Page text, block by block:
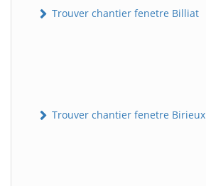
Trouver chantier fenetre Billiat
Trouver chantier fenetre Birieux